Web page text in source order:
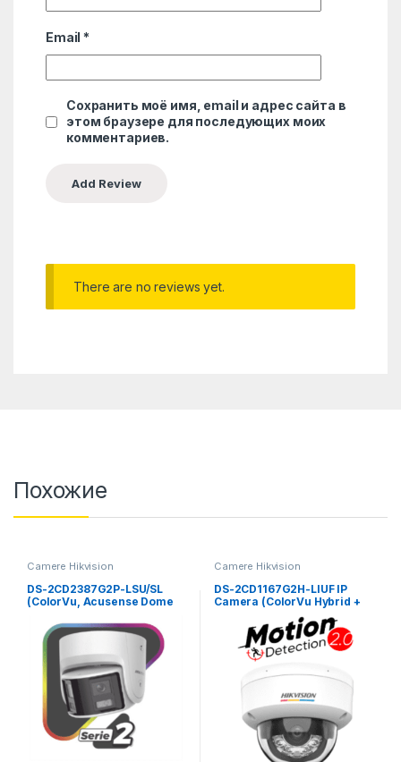
Email *
Сохранить моё имя, email и адрес сайта в
этом браузере для последующих моих
комментариев.
There are no reviews yet.
Похожие
Camere Hikvision
DS-2CD2387G2P-LSU/SL
(ColorVu, Acusense Dome
Camere Hikvision
DS-2CD1167G2H-LIUF IP
Camera (ColorVu Hybrid +
Acusense Dome 6Mpx 4